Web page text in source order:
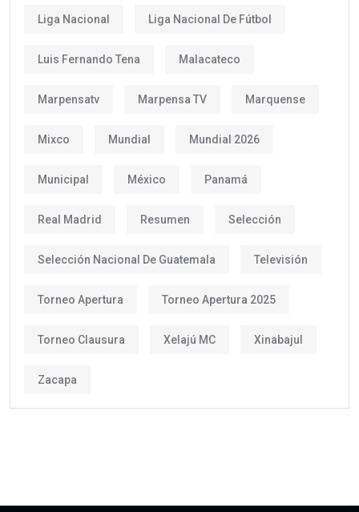
Liga Nacional Liga Nacional De Fútbol
Luis Fernando Tena Malacateco
Marpensatv Marpensa TV Marquense
Mixco Mundial Mundial 2026
Municipal México Panamá
Real Madrid Resumen Selección
Selección Nacional De Guatemala Televisión
Torneo Apertura Torneo Apertura 2025
Torneo Clausura Xelajú MC Xinabajul
Zacapa